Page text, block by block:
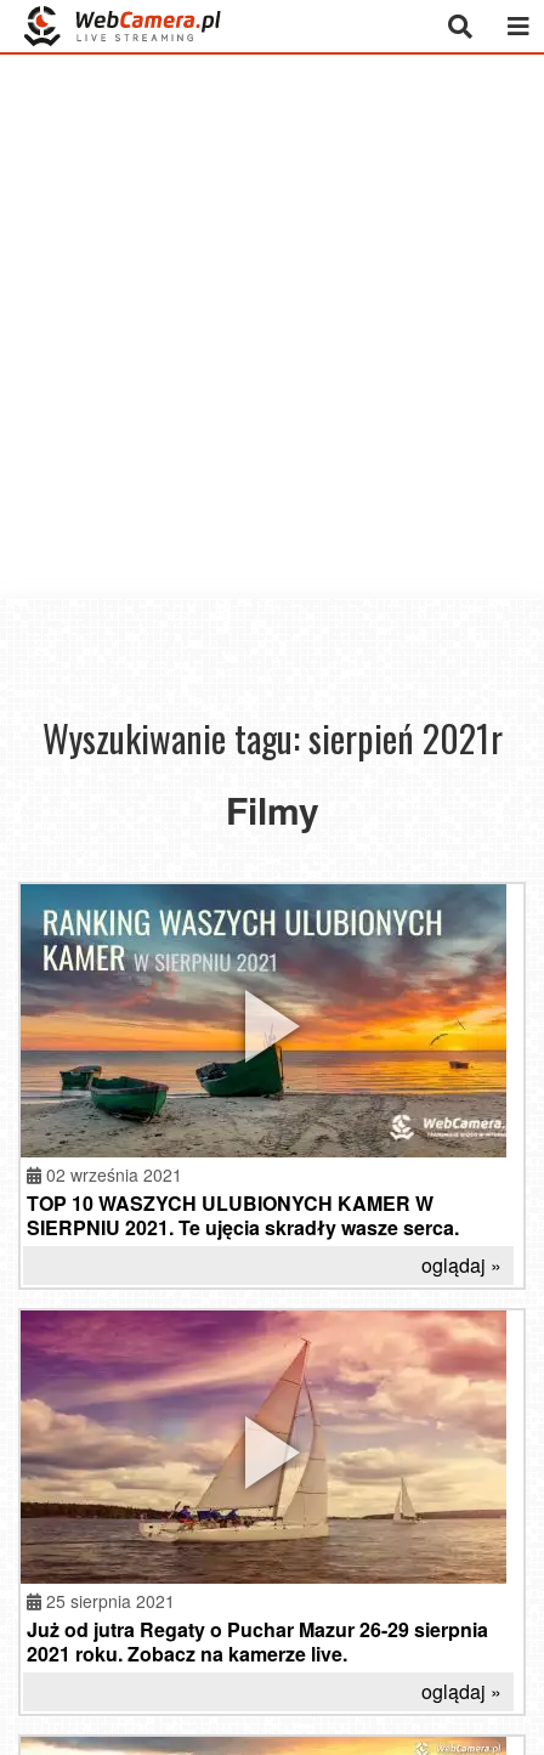
Wyszukiwanie tagu: sierpień 2021r
Filmy
02 września 2021
TOP 10 WASZYCH ULUBIONYCH KAMER W
SIERPNIU 2021. Te ujęcia skradły wasze serca.
oglądaj »
25 sierpnia 2021
Już od jutra Regaty o Puchar Mazur 26-29 sierpnia
2021 roku. Zobacz na kamerze live.
oglądaj »